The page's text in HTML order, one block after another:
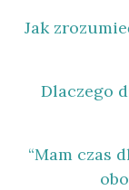
Jak
Dlaczego
“Mam czas